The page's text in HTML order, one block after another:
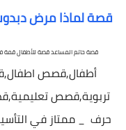
قصة لماذا مرض
قصة حاتم المساعد قصة للأطفال قمة
أطفال,قصص
تربوية,قصص
حرف _ ممتاز في